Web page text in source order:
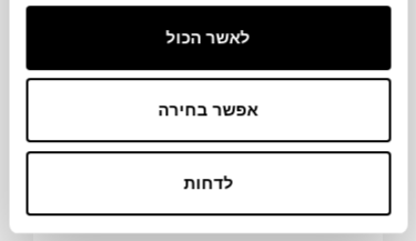
לאשר הכול
אפשר בחירה
לדחות